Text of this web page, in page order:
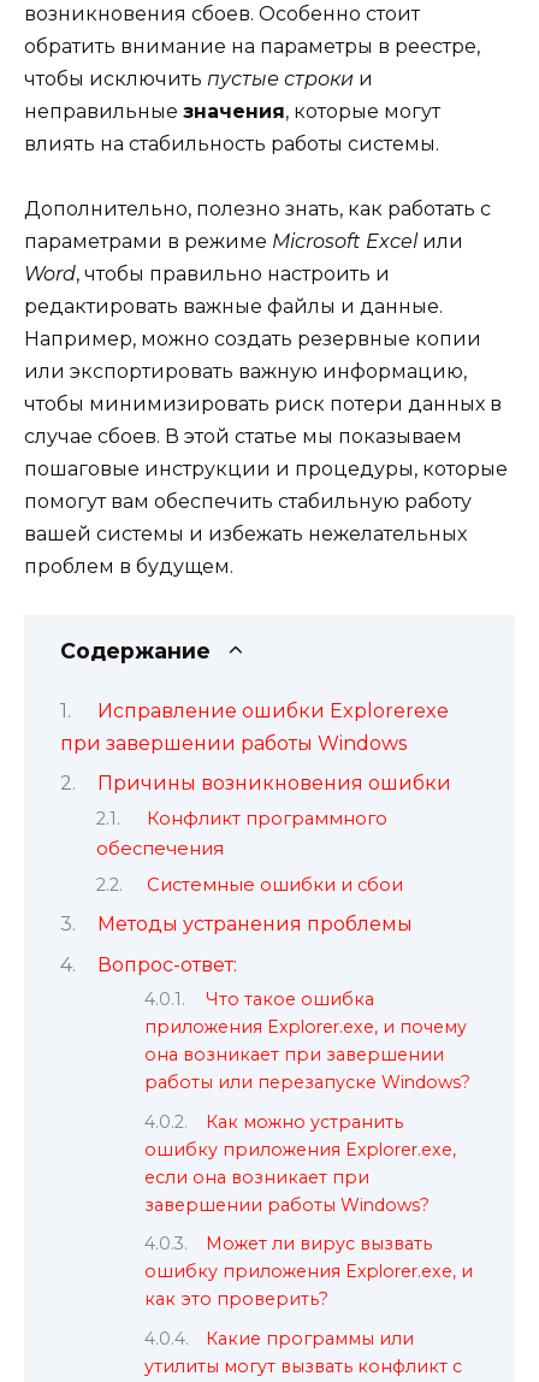
возникновения сбоев. Особенно стоит
обратить внимание на параметры в реестре,
чтобы исключить пустые строки и
неправильные значения, которые могут
влиять на стабильность работы системы.
Дополнительно, полезно знать, как работать с
параметрами в режиме Microsoft Excelили
Word, чтобы правильно настроить и
редактировать важные файлы и данные.
Например, можно создать резервные копии
или экспортировать важную информацию,
чтобы минимизировать риск потери данных в
случае сбоев. В этой статье мы показываем
пошаговые инструкции и процедуры, которые
помогут вам обеспечить стабильную работу
вашей системы и избежать нежелательных
проблем в будущем.
Содержание
Исправление ошибки Explorerexe
при завершении работы Windows
Причины возникновения ошибки
Конфликт программного
обеспечения
Системные ошибки и сбои
Методы устранения проблемы
Вопрос-ответ:
Что такое ошибка
приложения Explorer.exe, и почему
она возникает при завершении
работы или перезапуске Windows?
Как можно устранить
ошибку приложения Explorer.exe,
если она возникает при
завершении работы Windows?
Может ли вирус вызвать
ошибку приложения Explorer.exe, и
как это проверить?
Какие программы или
утилиты могут вызвать конфликт с